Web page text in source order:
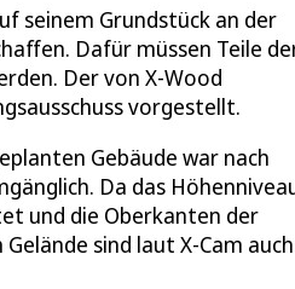
seinem Grundstück an der
Dafür müssen Teile
Der von X-Wood
vorgestellt.
Gebäude war nach
Da das
und die Oberkanten der
sind laut X-Cam auch